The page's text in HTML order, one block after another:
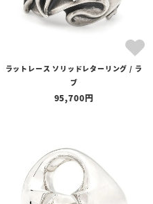
ラットレース ソリッドレターリング / ラ
ブ
95,700